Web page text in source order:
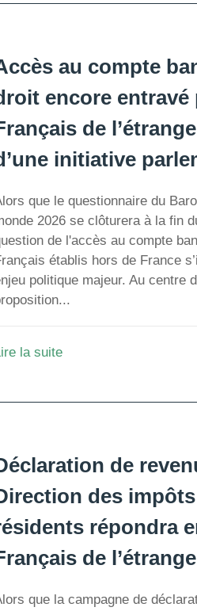
au compte
encore entravé
de
initiative
que le questionnaire du
2026 se clôturera à la fin
de l'accès au compte
établis hors de France
politique majeur. Au centre
la suite
de
des
répondra
de
que la campagne de